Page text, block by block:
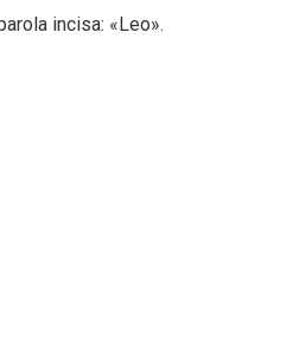
incisa: «Leo».